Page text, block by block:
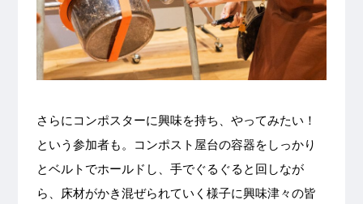
さらにコンポスターに興味を持ち、やってみたい！
という参加者も。コンポスト屋台の容器をしっかり
とベルトでホールドし、手でぐるぐると回しなが
ら、床材がかき混ぜられていく様子に興味津々の皆